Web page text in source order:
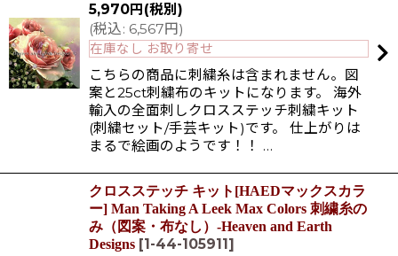
5,970円 (税別)
(税込: 6,567円 )
在庫なし お取り寄せ
こちらの商品に刺繍糸は含まれません。図
案と25ct刺繍布のキットになります。 海外
輸入の全面刺しクロスステッチ刺繍キット
(刺繍セット/手芸キット)です。 仕上がりは
まるで絵画のようです！！ …
クロスステッチ キット[HAEDマックスカラ
ー] Man Taking A Leek Max Colors 刺繍糸の
み（図案・布なし）-Heaven and Earth
Designs [1-44-105911 ]